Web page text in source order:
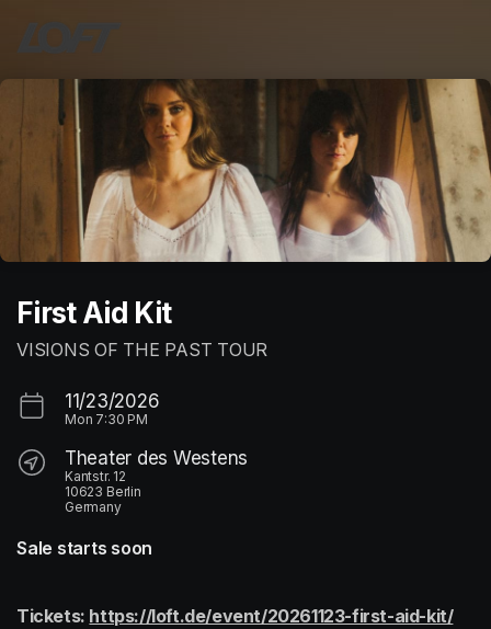
First Aid Kit
VISIONS OF THE PAST TOUR
11/23/2026
Mon 7:30 PM
Theater des Westens
Kantstr. 12
10623 Berlin
Germany
Sale starts soon
Tickets: https://loft.de/event/20261123-first-aid-kit/